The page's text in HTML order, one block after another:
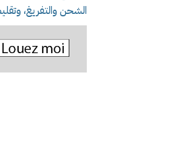
الشحن والتفريغ،